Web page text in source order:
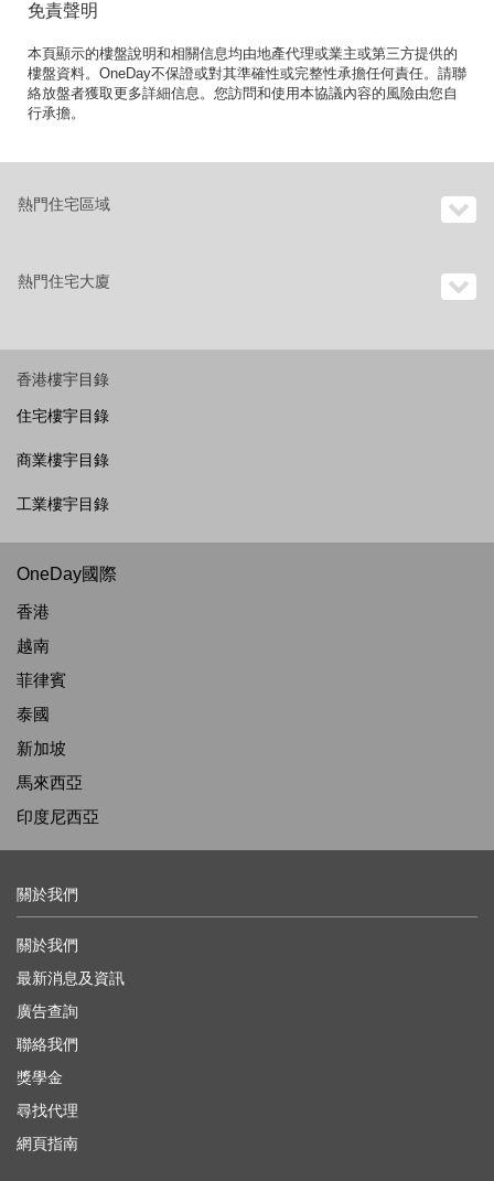
免責聲明
本頁顯示的樓盤說明和相關信息均由地產代理或業主或第三方提供的
樓盤資料。OneDay不保證或對其準確性或完整性承擔任何責任。請聯
絡放盤者獲取更多詳細信息。您訪問和使用本協議內容的風險由您自
行承擔。
熱門住宅區域
熱門住宅大廈
香港樓宇目錄
住宅樓宇目錄
商業樓宇目錄
工業樓宇目錄
OneDay國際
香港
越南
菲律賓
泰國
新加坡
馬來西亞
印度尼西亞
關於我們
關於我們
最新消息及資訊
廣告查詢
聯絡我們
獎學金
尋找代理
網頁指南